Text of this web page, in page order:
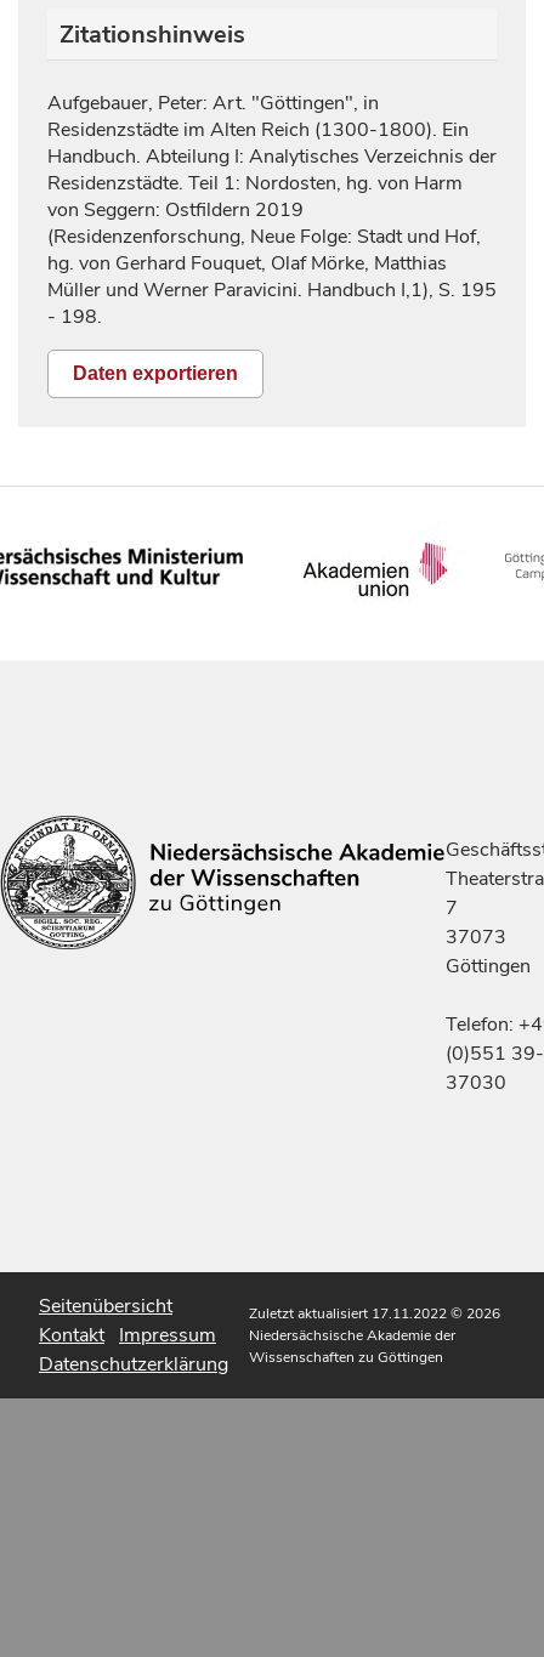
Zitationshinweis
Aufgebauer, Peter: Art. "Göttingen", in
Residenzstädte im Alten Reich (1300-1800). Ein
Handbuch. Abteilung I: Analytisches Verzeichnis der
Residenzstädte. Teil 1: Nordosten, hg. von Harm
von Seggern: Ostfildern 2019
(Residenzenforschung, Neue Folge: Stadt und Hof,
hg. von Gerhard Fouquet, Olaf Mörke, Matthias
Müller und Werner Paravicini. Handbuch I,1), S. 195
- 198.
Daten exportieren
7
37073
Göttingen
Telefon:
(0)551 39-
37030
Seitenübersicht
Kontakt Impressum
Datenschutzerklärung
Zuletzt aktualisiert 17.11.2022© 2026
Niedersächsische Akademie der
Wissenschaften zu Göttingen